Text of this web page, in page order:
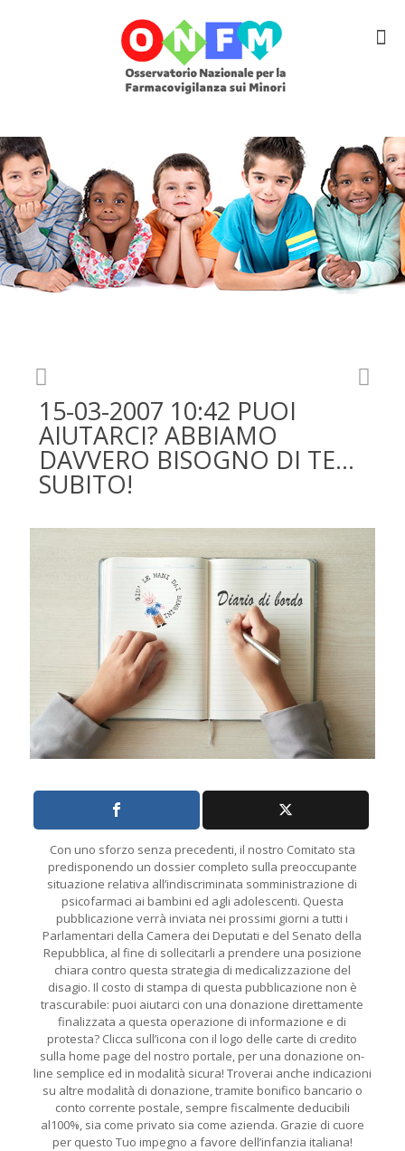
15-03-2007 10:42 PUOI
AIUTARCI? ABBIAMO
DAVVERO BISOGNO DI TE…
SUBITO!
Con uno sforzo senza precedenti, il nostro Comitato sta
predisponendo un dossier completo sulla preoccupante
situazione relativa all’indiscriminata somministrazione di
psicofarmaci ai bambini ed agli adolescenti. Questa
pubblicazione verrà inviata nei prossimi giorni a tutti i
Parlamentari della Camera dei Deputati e del Senato della
Repubblica, al fine di sollecitarli a prendere una posizione
chiara contro questa strategia di medicalizzazione del
disagio. Il costo di stampa di questa pubblicazione non è
trascurabile: puoi aiutarci con una donazione direttamente
finalizzata a questa operazione di informazione e di
protesta? Clicca sull’icona con il logo delle carte di credito
sulla home page del nostro portale, per una donazione on-
line semplice ed in modalità sicura! Troverai anche indicazioni
su altre modalità di donazione, tramite bonifico bancario o
conto corrente postale, sempre fiscalmente deducibili
al100%, sia come privato sia come azienda. Grazie di cuore
per questo Tuo impegno a favore dell’infanzia italiana!